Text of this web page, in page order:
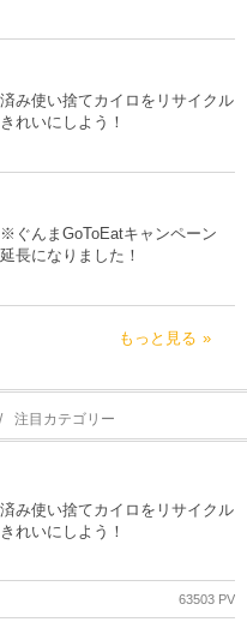
み使い捨てカイロをリサイクル
れいにしよう！
ぐんまGoToEatキャンペーン
長になりました！
もっと見る
注目カテゴリー
み使い捨てカイロをリサイクル
れいにしよう！
63503 PV